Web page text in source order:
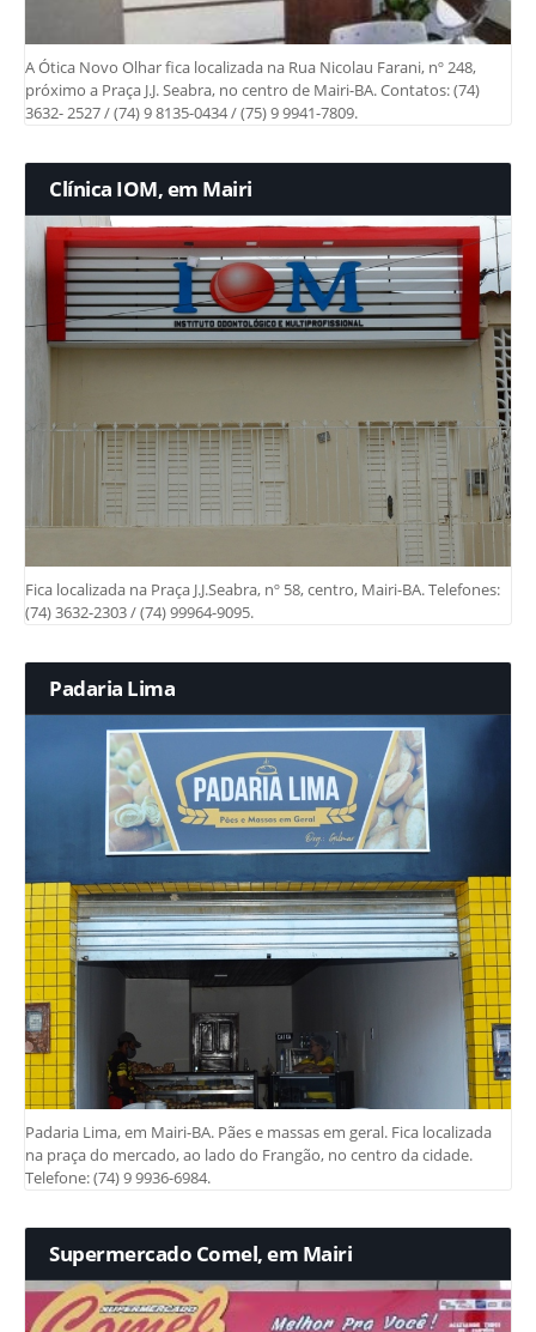
A Ótica Novo Olhar fica localizada na Rua Nicolau Farani, nº 248,
próximo a Praça J.J. Seabra, no centro de Mairi-BA. Contatos: (74)
3632- 2527 / (74) 9 8135-0434 / (75) 9 9941-7809.
Clínica IOM, em Mairi
Fica localizada na Praça J.J.Seabra, nº 58, centro, Mairi-BA. Telefones:
(74) 3632-2303 / (74) 99964-9095.
Padaria Lima
Padaria Lima, em Mairi-BA. Pães e massas em geral. Fica localizada
na praça do mercado, ao lado do Frangão, no centro da cidade.
Telefone: (74) 9 9936-6984.
Supermercado Comel, em Mairi